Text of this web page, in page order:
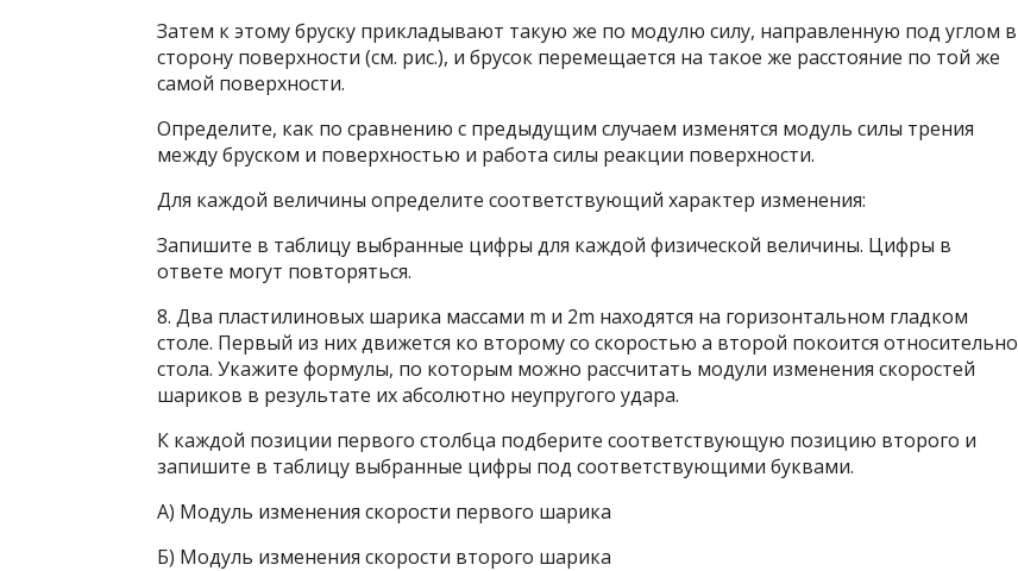
Затем к этому бруску прикладывают такую же по модулю силу, направленную под углом в
сторону поверхности (см. рис.), и брусок перемещается на такое же расстояние по той же
самой поверхности.
Определите, как по сравнению с предыдущим случаем изменятся модуль силы трения
между бруском и поверхностью и работа силы реакции поверхности.
Для каждой величины определите соответствующий характер изменения:
Запишите в таблицу выбранные цифры для каждой физической величины. Цифры в
ответе могут повторяться.
8. Два пластилиновых шарика массами m и 2m находятся на горизонтальном гладком
столе. Первый из них движется ко второму со скоростью а второй покоится относительно
стола. Укажите формулы, по которым можно рассчитать модули изменения скоростей
шариков в результате их абсолютно неупругого удара.
К каждой позиции первого столбца подберите соответствующую позицию второго и
запишите в таблицу выбранные цифры под соответствующими буквами.
А) Модуль изменения скорости первого шарика
Б) Модуль изменения скорости второго шарика